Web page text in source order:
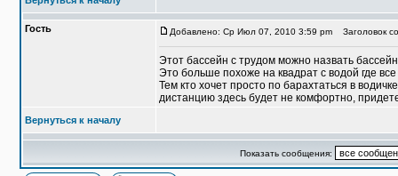
Гость Добавлено: Ср Июл 07, 2010 3:59 pm Заголовок
Этот бассейн с трудом можно назвать
Это больше похоже на квадрат с водой где
Тем кто хочет просто по барахтаться в
дистанцию здесь будет не комфортно,
Вернуться к началу
Показать сообщения: